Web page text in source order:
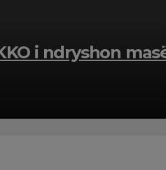
i ndryshon